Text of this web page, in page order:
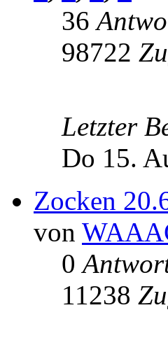
36
98722
Letzter
Do 15.
Zocken
von
0
11238